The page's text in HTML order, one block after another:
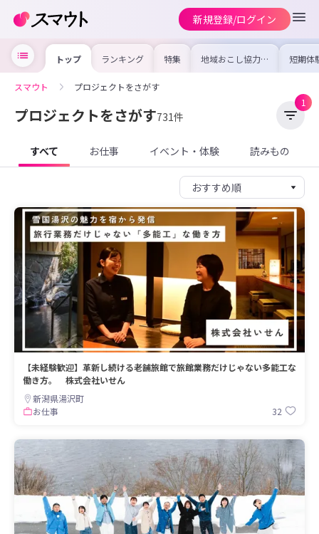
新規登録/ログイン
トップ ランキング 特集 地域おこし協力隊
の求人やイベント
を集めました！仕
短期体
り〜数
域を知
期体
スマウト プロジェクトをさがす
プロジェクトをさがす731件
1
すべて お仕事 イベント・体験 読みもの
【未経験歓迎】革新し続ける老舗旅館で旅館業務だけじゃない多能工な
働き方。 株式会社いせん
新潟県湯沢町
お仕事
32